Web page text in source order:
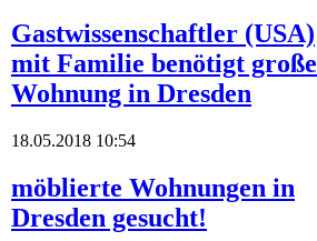
Gastwissenschaftler (USA)
mit Familie benötigt große
Wohnung in Dresden
18.05.2018 10:54
möblierte Wohnungen in
Dresden gesucht!